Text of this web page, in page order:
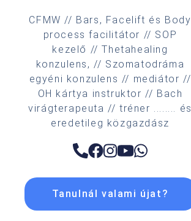
CFMW // Bars, Facelift és Body
process facilitátor // SOP
kezelő // Thetahealing
konzulens, // Szomatodráma
egyéni konzulens // mediátor //
OH kártya instruktor // Bach
virágterapeuta // tréner ........ és
eredetileg közgazdász
Tanulnál valami újat?